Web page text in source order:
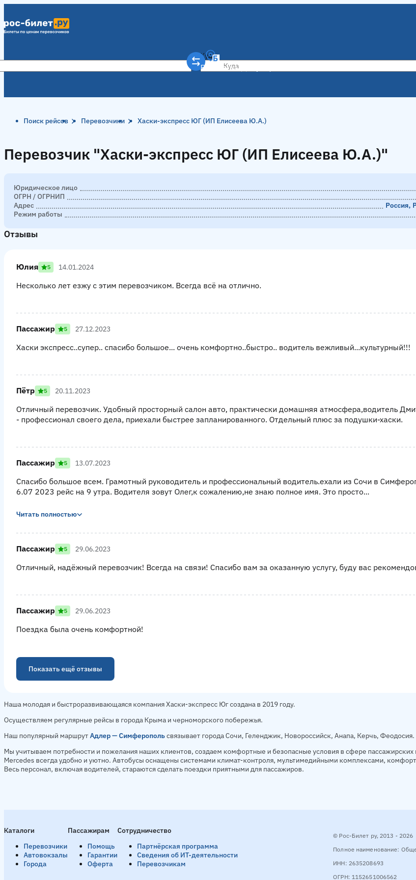
Куда
Ростов-на-Дону
Поиск рейсов Перевозчики Хаски-экспресс ЮГ (ИП Елисеева Ю.А.)
Перевозчик "Хаски-экспресс ЮГ (ИП Елисеева Ю.А.)"
Перевозчик "Хаски-экспресс ЮГ (ИП Елисеева Ю.А.)"
Юридическое лицо
ОГРН / ОГРНИП
Адрес
Россия,
Режим работы
Отзывы
Юлия 5 14.01.2024
Несколько лет езжу с этим перевозчиком. Всегда всё на отлично.
Пассажир 5 27.12.2023
Хаски экспресс..супер.. спасибо большое... очень комфортно..быстро.. водитель вежливый...культурный!!!
Пётр 5 20.11.2023
Отличный перевозчик. Удобный просторный салон авто, практически домашняя атмосфера,водитель
- профессионал своего дела, приехали быстрее запланированного. Отдельный плюс за подушки-хаски.
Пассажир 5 13.07.2023
Спасибо большое всем. Грамотный руководитель и профессиональный водитель.ехали из Сочи в
6.07 2023 рейс на 9 утра. Водителя зовут Олег,к сожалению,не знаю полное имя. Это просто...
Читать полностью
Пассажир 5 29.06.2023
Отличный, надёжный перевозчик! Всегда на связи! Спасибо вам за оказанную услугу, буду вас
Пассажир 5 29.06.2023
Поездка была очень комфортной!
Показать ещё отзывы
Наша молодая и быстроразвивающаяся компания Хаски-экспресс Юг создана в 2019 году.
Осуществляем регулярные рейсы в города Крыма и черноморского побережья.
Наш популярный маршрутАдлер — Симферопольсвязывает города Сочи, Геленджик, Новороссийск, Анапа, Керчь, Феодосия.
Мы учитываем потребности и пожелания наших клиентов, создаем комфортные и безопасные условия в сфере
Mercedes всегда удобно и уютно. Автобусы оснащены системами климат-контроля, мультимедийными комплексами,
Весь персонал, включая водителей, стараются сделать поездки приятными для пассажиров.
Каталоги
Перевозчики
Автовокзалы
Города
Пассажирам
Помощь
Гарантии
Оферта
Сотрудничество
Партнёрская программа
Сведения об ИТ-деятельности
Перевозчикам
© Рос-Билет ру, 2013 - 2026
Полное наименование:
ИНН: 2635208693
ОГРН: 1152651006562